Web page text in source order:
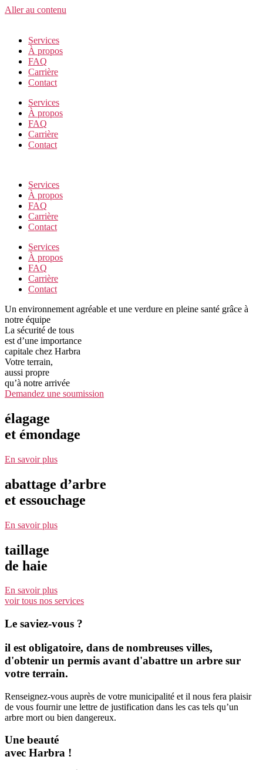
Aller au contenu
Services
À propos
FAQ
Carrière
Contact
Services
À propos
FAQ
Carrière
Contact
Services
À propos
FAQ
Carrière
Contact
Services
À propos
FAQ
Carrière
Contact
Un environnement agréable et une verdure en pleine santé grâce à
notre équipe
La sécurité de tous
est d’une importance
capitale chez Harbra
Votre terrain,
aussi propre
qu’à notre arrivée
Demandez une soumission
élagage
et émondage
En savoir plus
abattage d’arbre
et essouchage
En savoir plus
taillage
de haie
En savoir plus
voir tous nos services
Le saviez-vous ?
il est obligatoire, dans de nombreuses villes,
d'obtenir un permis avant d'abattre un arbre sur
votre terrain.
Renseignez-vous auprès de votre municipalité et il nous fera plaisir
de vous fournir une lettre de justification dans les cas tels qu’un
arbre mort ou bien dangereux.
Une beauté
avec Harbra !